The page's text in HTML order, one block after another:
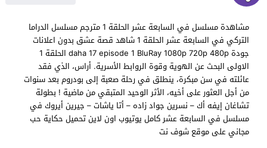
مشاهدة مسلسل في السابعة عشر الحلقة 1 مترجم مسلسل الدراما
التركي في السابعة عشر الحلقة 1 شاهد قصة عشق بدون اعلانات
جودة daha 17 episode 1 BluRay 1080p 720p 480p الحلقة 1
الاولى البحث عن الهوية وقوة الروابط الأسرية. أراس، الذي فقد
عائلته في سن مبكرة، ينطلق في رحلة صعبة إلى بودروم بعد سنوات
من أجل العثور على أخيه، الأثر الوحيد المتبقي من ماضية ! بطولة
تشاغان إيفه أك – نسرين جواد زاده – أتا ياشات – جيرين أيروك في
مسلسل في السابعة عشر كامل يوتيوب اون لاين تحميل حكاية حب
مجاني على موقع شوف نت